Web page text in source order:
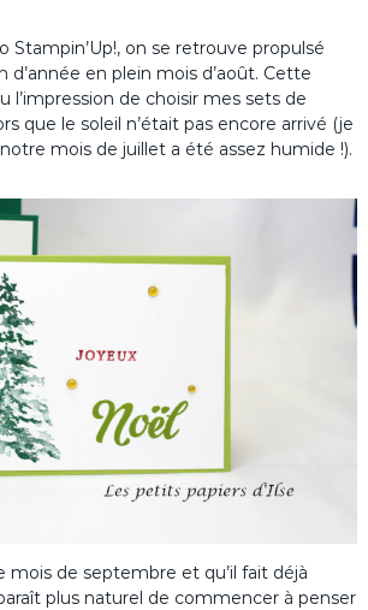
Stampin’Up!, on se retrouve propulsé
d’année en plein mois d’août. Cette
l’impression de choisir mes sets de
que le soleil n’était pas encore arrivé (je
mois de juillet a été assez humide !).
mois de septembre et qu’il fait déjà
plus naturel de commencer à penser